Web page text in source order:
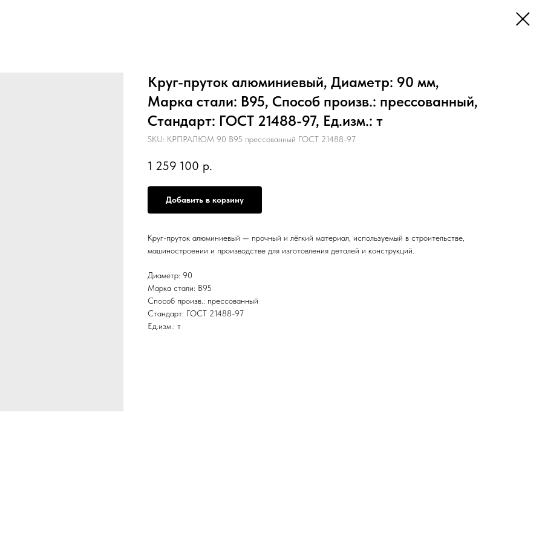
Круг-пруток алюминиевый, Диаметр: 90 мм,
Марка стали: В95, Способ произв.: прессованный,
Стандарт: ГОСТ 21488-97, Ед.изм.: т
SKU: КРПРАЛЮМ 90 В95 прессованный ГОСТ 21488-97
1 259 100 р.
Добавить в корзину
Круг-пруток алюминиевый — прочный и лёгкий материал, используемый в строительстве,
машиностроении и производстве для изготовления деталей и конструкций.
Диаметр: 90
Марка стали: В95
Способ произв.: прессованный
Стандарт: ГОСТ 21488-97
Ед.изм.: т